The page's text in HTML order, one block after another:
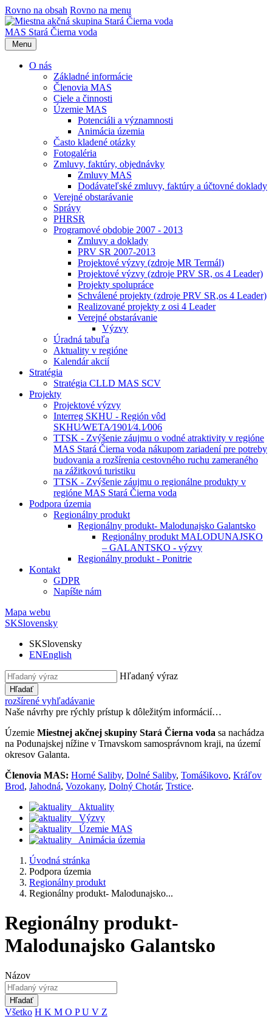
Rovno na obsah Rovno na menu
MAS Stará Čierna voda
Menu
O nás
Základné informácie
Členovia MAS
Ciele a činnosti
Územie MAS
Potenciáli a významnosti
Animácia územia
Často kladené otázky
Fotogaléria
Zmluvy, faktúry, objednávky
Zmluvy MAS
Dodávateľské zmluvy, faktúry a účtovné doklady
Verejné obstarávanie
Správy
PHRSR
Programové obdobie 2007 - 2013
Zmluvy a doklady
PRV SR 2007-2013
Projektové výzvy (zdroje MR Termál)
Projektové výzvy (zdroje PRV SR, os 4 Leader)
Projekty spolupráce
Schválené projekty (zdroje PRV SR,os 4 Leader)
Realizované projekty z osi 4 Leader
Verejné obstarávanie
Výzvy
Úradná tabuľa
Aktuality v regióne
Kalendár akcií
Stratégia
Stratégia CLLD MAS SCV
Projekty
Projektové výzvy
Interreg SKHU - Región vôd
SKHU⁄WETA⁄1901⁄4.1⁄006
TTSK - Zvýšenie záujmu o vodné atraktivity v regióne
MAS Stará Čierna voda nákupom zariadení pre potreby
budovania a rozšírenia cestovného ruchu zameraného
na zážitkovú turistiku
TTSK - Zvýšenie záujmu o regionálne produkty v
regióne MAS Stará Čierna voda
Podpora územia
Regionálny produkt
Regionálny produkt- Malodunajsko Galantsko
Regionálny produkt MALODUNAJSKO
– GALANTSKO - výzvy
Regionálny produkt - Ponitrie
Kontakt
GDPR
Napíšte nám
Mapa webu
SKSlovensky
SKSlovensky
ENEnglish
Hľadaný výraz
Hľadať
rozšírené vyhľadávanie
Naše návrhy pre rýchly prístup k dôležitým informácií…
Územie Miestnej akčnej skupiny Stará Čierna voda sa nachádza
na Podunajskej nížine v Trnavskom samosprávnom kraji, na území
okresov Galanta.
Členovia MAS: Horné Saliby, Dolné Saliby, Tomášikovo, Kráľov
Brod, Jahodná, Vozokany, Dolný Chotár, Trstice.
Aktuality
Výzvy
Územie MAS
Animácia územia
Úvodná stránka
Podpora územia
Regionálny produkt
Regionálny produkt- Malodunajsko...
Regionálny produkt-
Malodunajsko Galantsko
Názov
Hľadať
Všetko H K M O PU V Z